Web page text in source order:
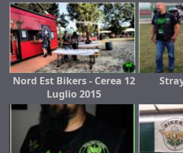
Nord Est Bikers - Cerea 12
Luglio 2015